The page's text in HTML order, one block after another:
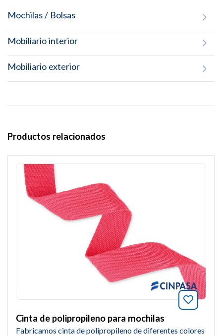
Mochilas / Bolsas
Mobiliario interior
Mobiliario exterior
Productos relacionados
Añade
Cinta de polipropileno para mochilas
Fabricamos cinta de polipropileno de diferentes colores